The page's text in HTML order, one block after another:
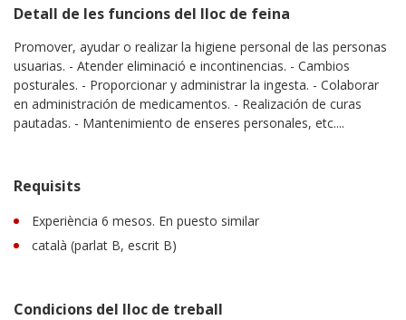
Detall de les funcions del lloc de feina
Promover, ayudar o realizar la higiene personal de las personas
usuarias. - Atender eliminació e incontinencias. - Cambios
posturales. - Proporcionar y administrar la ingesta. - Colaborar
en administración de medicamentos. - Realización de curas
pautadas. - Mantenimiento de enseres personales, etc....
Requisits
Experiència 6 mesos. En puesto similar
català (parlat B, escrit B)
Condicions del lloc de treball